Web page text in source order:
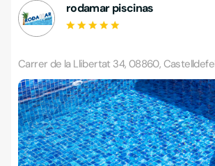
rodamar piscinas
Carrer de la Llibertat 34, 08860,